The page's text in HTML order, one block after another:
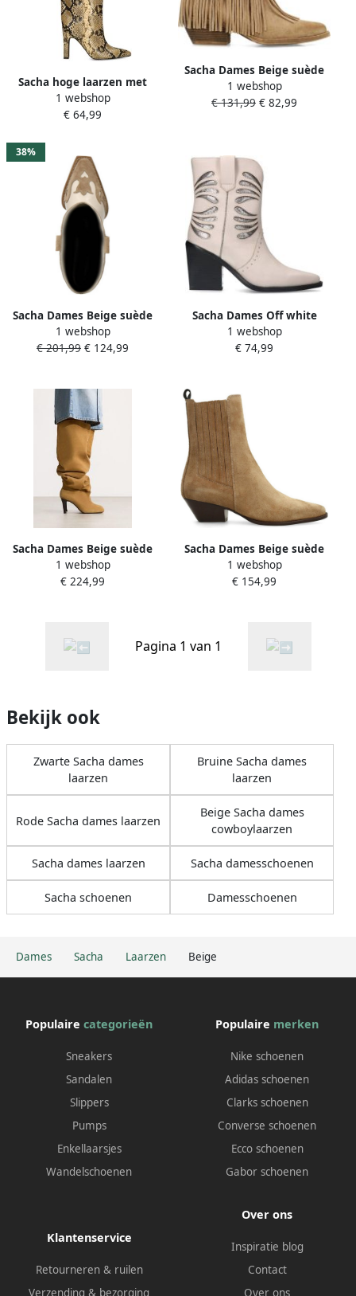
Dames Sacha Laarzen Beige
Sacha hoge laarzen met
slangenprint beige
1 webshop
€ 64,99
Sacha Dames Beige suède
western enkellaarsjes met
franjes
1 webshop
€ 131,99 € 82,99
38%
Sacha Dames Beige suède
cowboylaarzen met
sierstiksels
1 webshop
€ 201,99 € 124,99
Sacha Dames Off white
leren cowboy laarsjes met
zilveren details
1 webshop
€ 74,99
Sacha Dames Beige suède
hoge laarzen met hak
1 webshop
€ 224,99
Sacha Dames Beige suède
western laarsjes
1 webshop
€ 154,99
Pagina 1 van 1
Bekijk ook
Zwarte Sacha dames
laarzen
Bruine Sacha dames
laarzen
Rode Sacha dames laarzen
Beige Sacha dames
cowboylaarzen
Sacha dames laarzen Sacha damesschoenen
Sacha schoenen Damesschoenen
Populaire categorieën
Sneakers
Sandalen
Slippers
Pumps
Enkellaarsjes
Wandelschoenen
Populaire merken
Nike schoenen
Adidas schoenen
Clarks schoenen
Converse schoenen
Ecco schoenen
Gabor schoenen
Klantenservice
Retourneren & ruilen
Verzending & bezorging
Over ons
Inspiratie blog
Contact
Over ons